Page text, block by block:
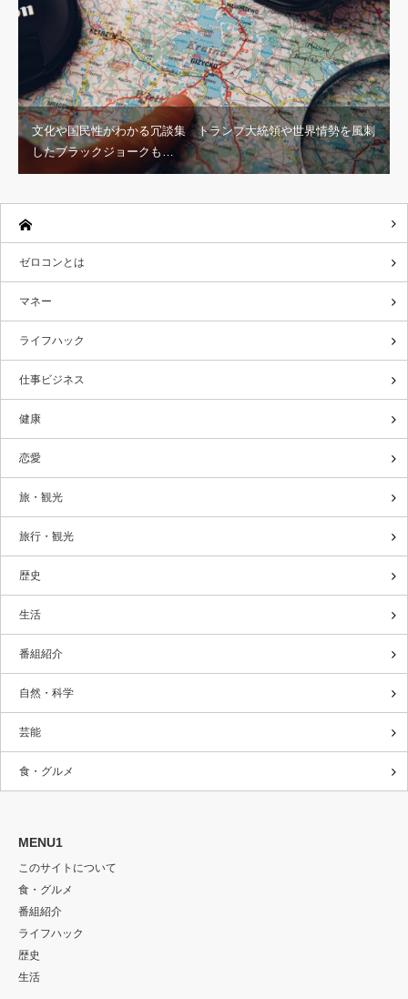
文化や国民性がわかる冗談集 トランプ大統領や世界情勢を風刺
したブラックジョークも…
ゼロコンとは
マネー
ライフハック
仕事ビジネス
健康
恋愛
旅・観光
旅行・観光
歴史
生活
番組紹介
自然・科学
芸能
食・グルメ
MENU1
このサイトについて
食・グルメ
番組紹介
ライフハック
歴史
生活